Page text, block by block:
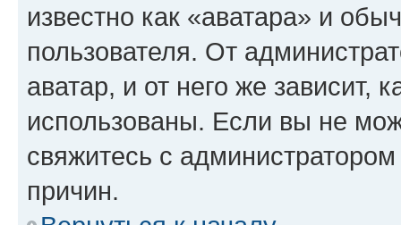
известно как «аватара» и
пользователя. От
аватар, и от него же зависит,
использованы. Если вы не
свяжитесь с
причин.